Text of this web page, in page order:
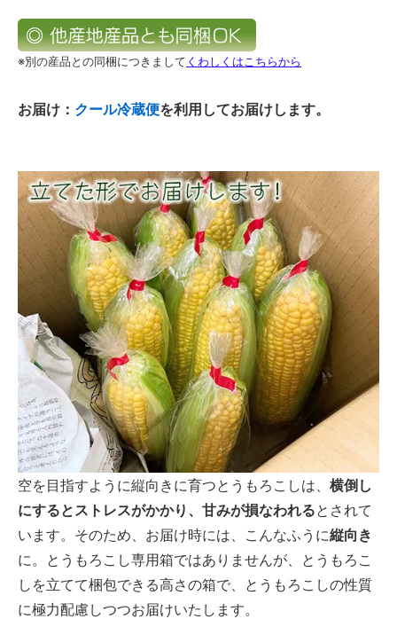
※別の産品との同梱につきまして くわしくはこちらから
お届け： クール冷蔵便を利用してお届けします。
空を目指すように縦向きに育つとうもろこしは、 横倒し
にするとストレスがかかり、甘みが損なわれるとされて
います。そのため、お届け時には、こんなふうに縦向き
に。とうもろこし専用箱ではありませんが、とうもろこ
しを立てて梱包できる高さの箱で、とうもろこしの性質
に極力配慮しつつお届けいたします。